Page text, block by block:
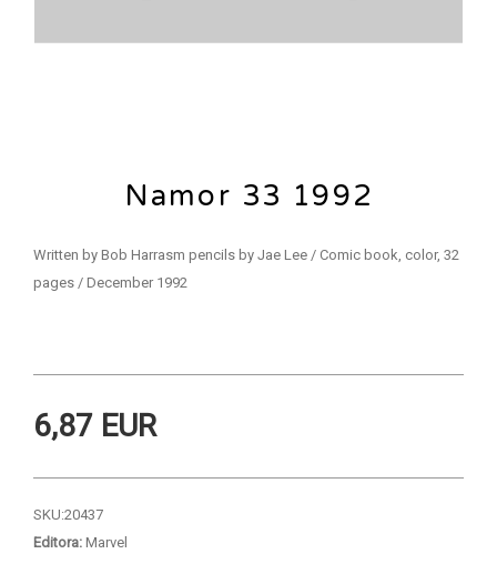
Namor 33 1992
Written by Bob Harrasm pencils by Jae Lee / Comic book, color, 32
pages / December 1992
6,87 EUR
SKU:20437
Editora: Marvel